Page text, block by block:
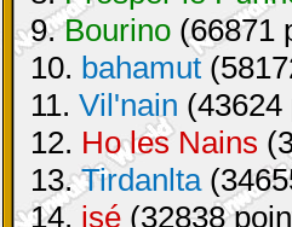
9.Bourino (66871
10. bahamut
11. Vil'nain (43624
12. Ho les Nains
13.Tirdanlta
14. isé (32838